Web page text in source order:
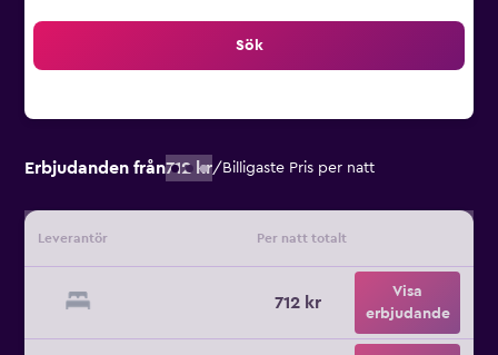
Sök
Erbjudanden från712 kr/ Billigaste Pris per natt
Leverantör Per natt totalt
712 kr
Visa
erbjudande